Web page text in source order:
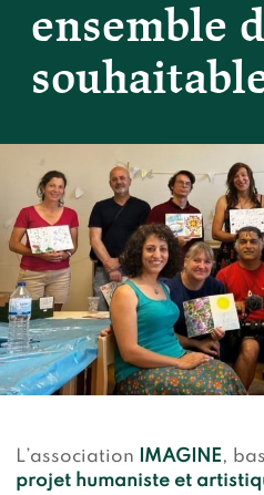
Accueil
Jane Goodall
Le Jane Goodall Institute
Nos documents
Notre impact
Accueil
Nos actions sur le terrain en
Nos histoires
Les histoires du docteur
Témoignages du terrain
Vies de primates
Les héros du JGI France
S'engager
Accueil
Devenir membre du "Cercle
Faire un don
Devenir Chimp Guardian
Agir avec Roots & Shoots
Devenir bénévole
ensemble
L’association IMAGINE,
projet humaniste et